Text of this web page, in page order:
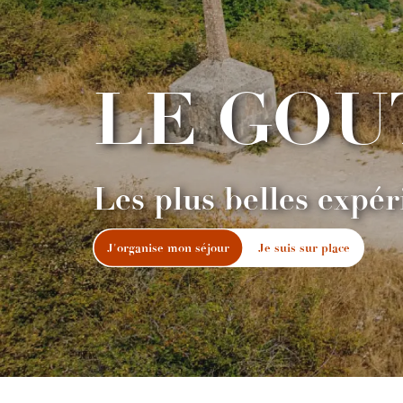
LE
Les plus belles
J'organise mon séjour Je suis sur place